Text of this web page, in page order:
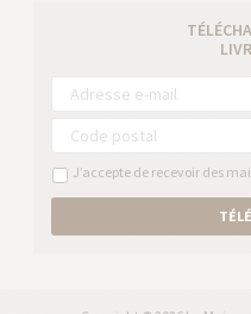
J’accepte de recevoir des